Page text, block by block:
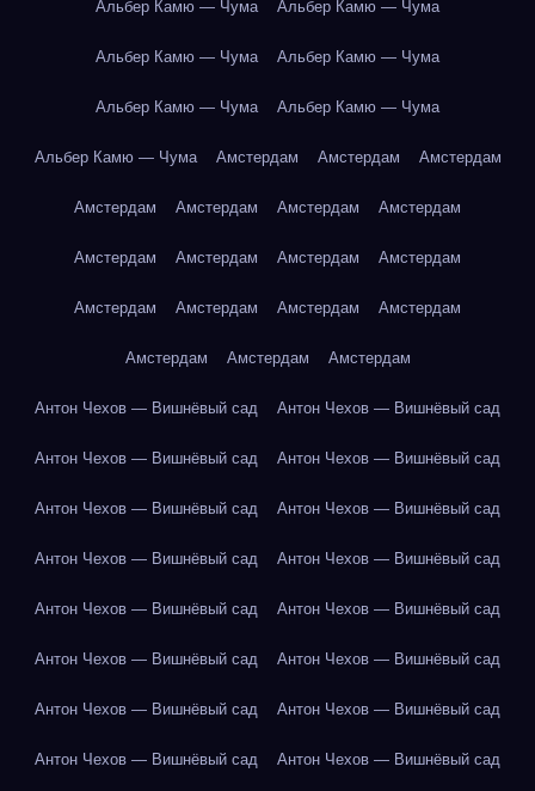
Альбер Камю — Чума Альбер Камю — Чума
Альбер Камю — Чума Альбер Камю — Чума
Альбер Камю — Чума Альбер Камю — Чума
Альбер Камю — Чума Амстердам Амстердам Амстердам
Амстердам Амстердам Амстердам Амстердам
Амстердам Амстердам Амстердам Амстердам
Амстердам Амстердам Амстердам Амстердам
Амстердам Амстердам Амстердам
Антон Чехов — Вишнёвый сад Антон Чехов — Вишнёвый сад
Антон Чехов — Вишнёвый сад Антон Чехов — Вишнёвый сад
Антон Чехов — Вишнёвый сад Антон Чехов — Вишнёвый сад
Антон Чехов — Вишнёвый сад Антон Чехов — Вишнёвый сад
Антон Чехов — Вишнёвый сад Антон Чехов — Вишнёвый сад
Антон Чехов — Вишнёвый сад Антон Чехов — Вишнёвый сад
Антон Чехов — Вишнёвый сад Антон Чехов — Вишнёвый сад
Антон Чехов — Вишнёвый сад Антон Чехов — Вишнёвый сад